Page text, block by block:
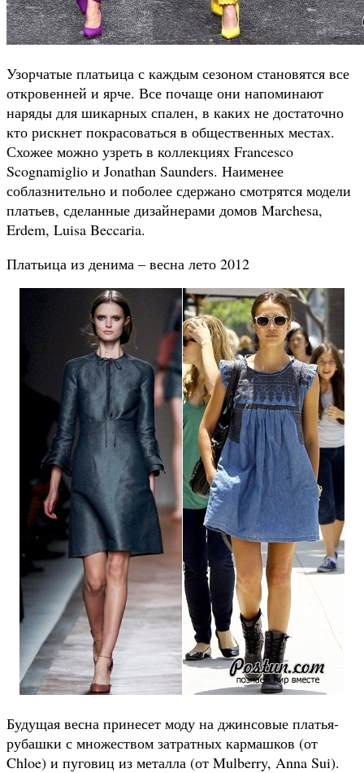
Узорчатые платьица с каждым сезоном становятся все
откровенней и ярче. Все почаще они напоминают
наряды для шикарных спален, в каких не достаточно
кто рискнет покрасоваться в общественных местах.
Схожее можно узреть в коллекциях Francesco
Scognamiglio и Jonathan Saunders. Наименее
соблазнительно и поболее сдержано смотрятся модели
платьев, сделанные дизайнерами домов Marchesa,
Erdem, Luisa Beccaria.
Платьица из денима – весна лето 2012
Будущая весна принесет моду на джинсовые платья-
рубашки с множеством затратных кармашков (от
Chloe) и пуговиц из металла (от Mulberry, Anna Sui).